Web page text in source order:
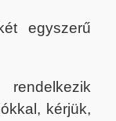
egyszerű
kérjük,